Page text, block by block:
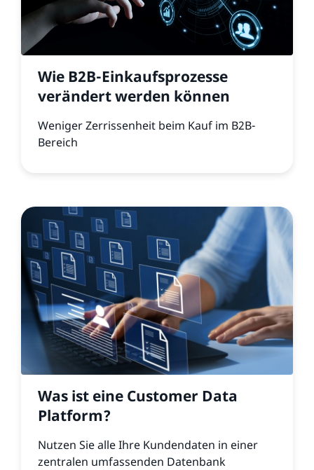
Wie B2B-Einkaufsprozesse
verändert werden können
Weniger Zerrissenheit beim Kauf im B2B-
Bereich
Was ist eine Customer Data
Platform?
Nutzen Sie alle Ihre Kundendaten in einer
zentralen umfassenden Datenbank